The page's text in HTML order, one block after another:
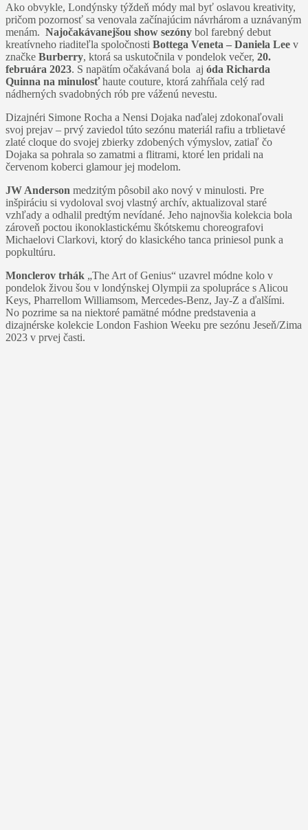
Ako obvykle, Londýnsky týždeň módy mal byť oslavou kreativity,
pričom pozornosť sa venovala začínajúcim návrhárom a uznávaným
menám. Najočakávanejšou show sezóny bol farebný debut
kreatívneho riaditeľla spoločnosti Bottega Veneta – Daniela Lee v
značke Burberry, ktorá sa uskutočnila v pondelok večer, 20.
februára 2023. S napätím očakávaná bola aj óda Richarda
Quinna na minulosťhaute couture, ktorá zahŕňala celý rad
nádherných svadobných rób pre váženú nevestu.
Dizajnéri Simone Rocha a Nensi Dojaka naďalej zdokonaľovali
svoj prejav – prvý zaviedol túto sezónu materiál rafiu a trblietavé
zlaté cloque do svojej zbierky zdobených výmyslov, zatiaľ čo
Dojaka sa pohrala so zamatmi a flitrami, ktoré len pridali na
červenom koberci glamour jej modelom.
JW Anderson medzitým pôsobil ako nový v minulosti. Pre
inšpiráciu si vydoloval svoj vlastný archív, aktualizoval staré
vzhľady a odhalil predtým nevídané. Jeho najnovšia kolekcia bola
zároveň poctou ikonoklastickému škótskemu choreografovi
Michaelovi Clarkovi, ktorý do klasického tanca priniesol punk a
popkultúru.
Monclerov trhák „The Art of Genius“ uzavrel módne kolo v
pondelok živou šou v londýnskej Olympii za spolupráce s Alicou
Keys, Pharrellom Williamsom, Mercedes-Benz, Jay-Z a ďalšími.
No pozrime sa na niektoré pamätné módne predstavenia a
dizajnérske kolekcie London Fashion Weeku pre sezónu Jeseň/Zima
2023 v prvej časti.